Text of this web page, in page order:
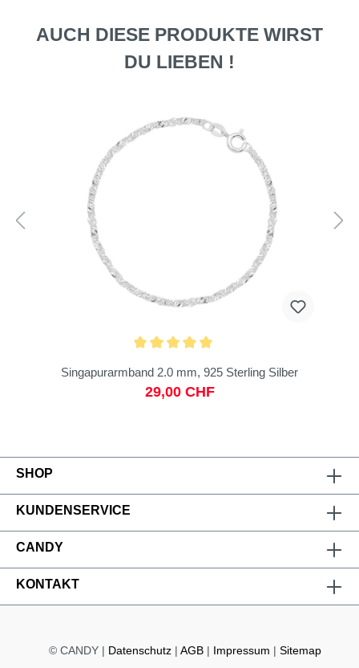
AUCH DIESE PRODUKTE WIRST
DU LIEBEN !
Singapurarmband 2.0 mm, 925 Sterling Silber
29,00 CHF
KONTAKT
SHOP
KUNDENSERVICE
CANDY
© CANDY | Datenschutz | AGB | Impressum | Sitemap